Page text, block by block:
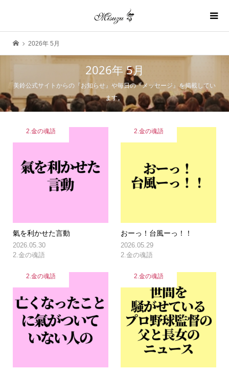
2026年 5月
2026年 5月
美鈴公式サイトからの『お知らせ』や毎日の『メッセージ』を掲載してい
ます。
2.金の魂語
氣を利かせた言動
2026.05.30
2.金の魂語
2.金の魂語
おーっ！台風ーっ！！
2026.05.29
2.金の魂語
2.金の魂語 2.金の魂語